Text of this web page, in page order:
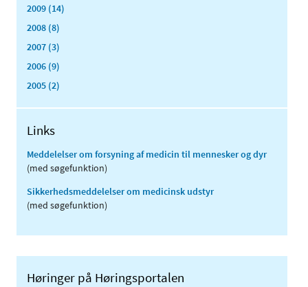
2009 (14)
2008 (8)
2007 (3)
2006 (9)
2005 (2)
Links
Meddelelser om forsyning af medicin til mennesker og dyr
(med søgefunktion)
Sikkerhedsmeddelelser om medicinsk udstyr
(med søgefunktion)
Høringer på Høringsportalen